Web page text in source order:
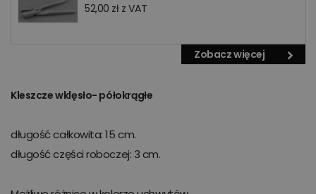
52,00 zł z VAT
Zobacz więcej
Kleszcze wklęsło- półokrągłe
długość całkowita: 15 cm.
długość części roboczej: 3 cm.